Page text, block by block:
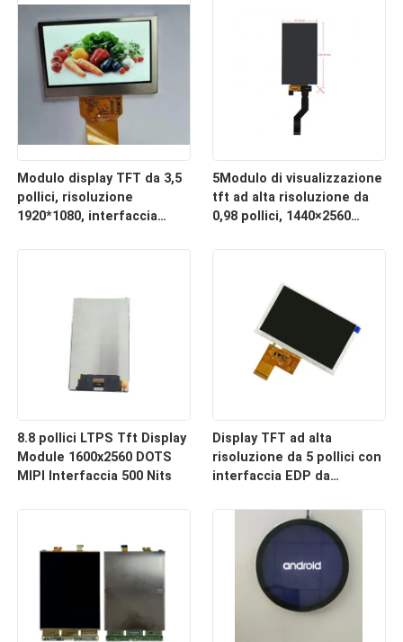
Modulo display TFT da 3,5
pollici, risoluzione
1920*1080, interfaccia
5Modulo di visualizzazione
tft ad alta risoluzione da
0,98 pollici, 1440×2560
8.8 pollici LTPS Tft Display
Module 1600x2560 DOTS
MIPI Interfaccia 500 Nits
Display TFT ad alta
risoluzione da 5 pollici con
interfaccia EDP da
luminosità di 500 nit